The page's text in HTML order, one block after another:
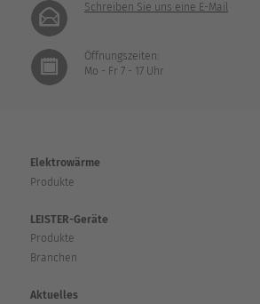
Schreiben Sie uns eine E-Mail
Öffnungszeiten:
Mo - Fr 7 - 17 Uhr
Elektrowärme
Produkte
LEISTER-Geräte
Produkte
Branchen
Aktuelles